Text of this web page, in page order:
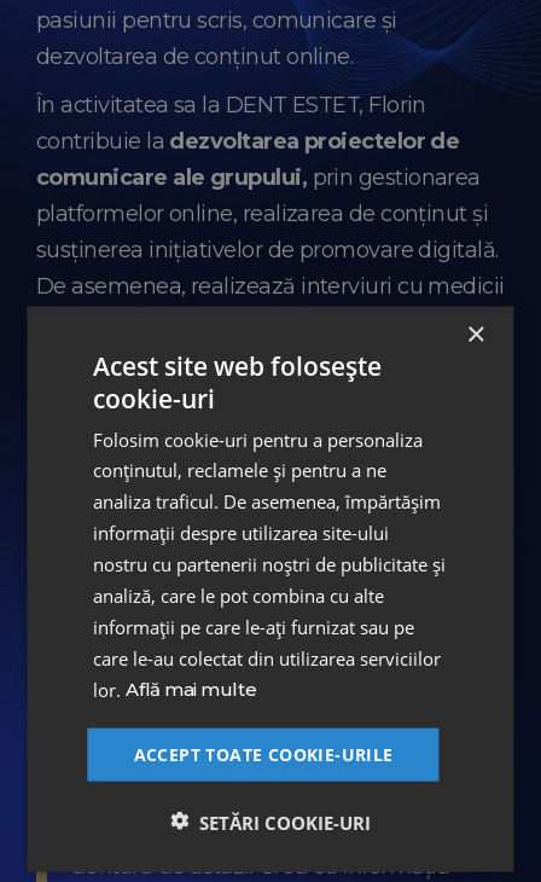
pasiunii pentru scris, comunicare și
dezvoltarea de conținut online.
În activitatea sa la DENT ESTET, Florin
contribuie la dezvoltarea proiectelor de
comunicare ale grupului, prin gestionarea
platformelor online, realizarea de conținut și
susținerea inițiativelor de promovare digitală.
De asemenea, realizează interviuri cu medicii
DENT ESTET, pentru a aduce mai aproape
de pacienți experiența și perspectiva
specialiștilor noștri.
„Am ales comunicarea în domeniul
medical pentru că, în acest mod, am
simțit că pot influența felul în care
oamenii înțeleg stomatologia și își
construiesc încrederea în medici. Prin
articolele și interviurile pe care le realizez,
dar și prin conținutul pe care îl dezvolt
pentru mediul online, încerc să aduc mai
aproape de public poveștile medicilor,
tehnologiilor care transformă medicina
dentară de astăzi. Cred că informația
×
Acest site web folosește
cookie-uri
Folosim cookie-uri pentru a personaliza
conținutul, reclamele și pentru a ne
analiza traficul. De asemenea, împărtășim
informații despre utilizarea site-ului
nostru cu partenerii noștri de publicitate și
analiză, care le pot combina cu alte
informații pe care le-ați furnizat sau pe
care le-au colectat din utilizarea serviciilor
lor.Află mai multe
ACCEPT TOATE COOKIE-URILE
SETĂRI COOKIE-URI